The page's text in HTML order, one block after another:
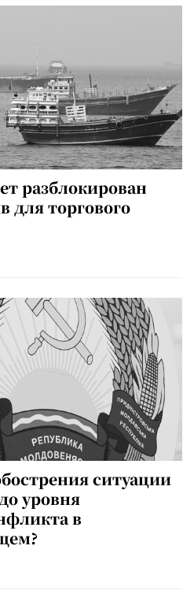
разблокирован
для торгового
ситуации
уровня
в